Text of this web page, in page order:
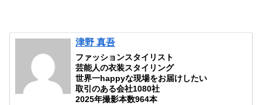
津野 真吾
ファッションスタイリスト
芸能人の衣装スタイリング
世界一happyな現場をお届けしたい
取引のある会社1080社
2025年撮影本数964本